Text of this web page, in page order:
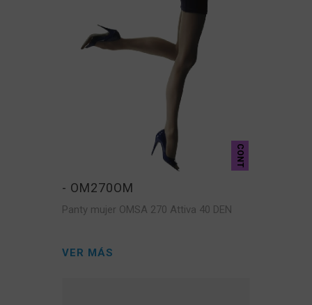
CONT
- OM270OM
Panty mujer OMSA 270 Attiva 40 DEN
VER MÁS